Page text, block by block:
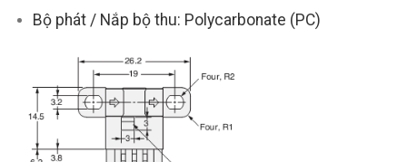
Bộ phát / Nắp bộ thu: Polycarbonate (PC)